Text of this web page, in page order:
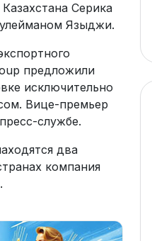
Серика
Языджи.
предложили
исключительно
Вице-премьер
службе.
два
компания